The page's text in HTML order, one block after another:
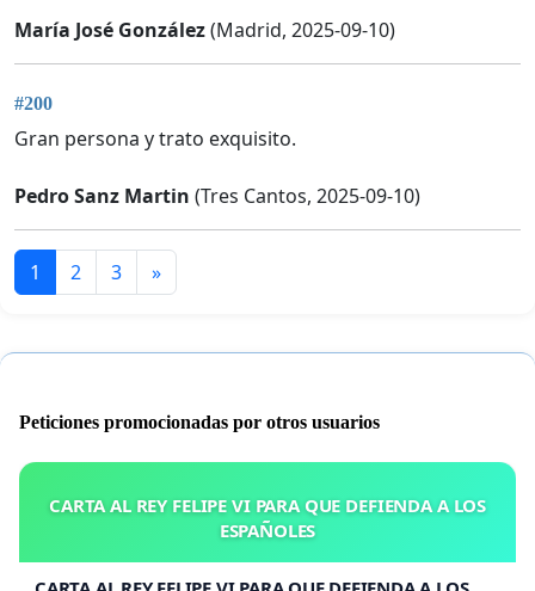
María José González(Madrid, 2025-09-10)
#200
Gran persona y trato exquisito.
Pedro Sanz Martin (Tres Cantos, 2025-09-10)
1 2 3 »
Peticiones promocionadas por otros usuarios
CARTA AL REY FELIPE VI PARA QUE DEFIENDA A LOS
ESPAÑOLES